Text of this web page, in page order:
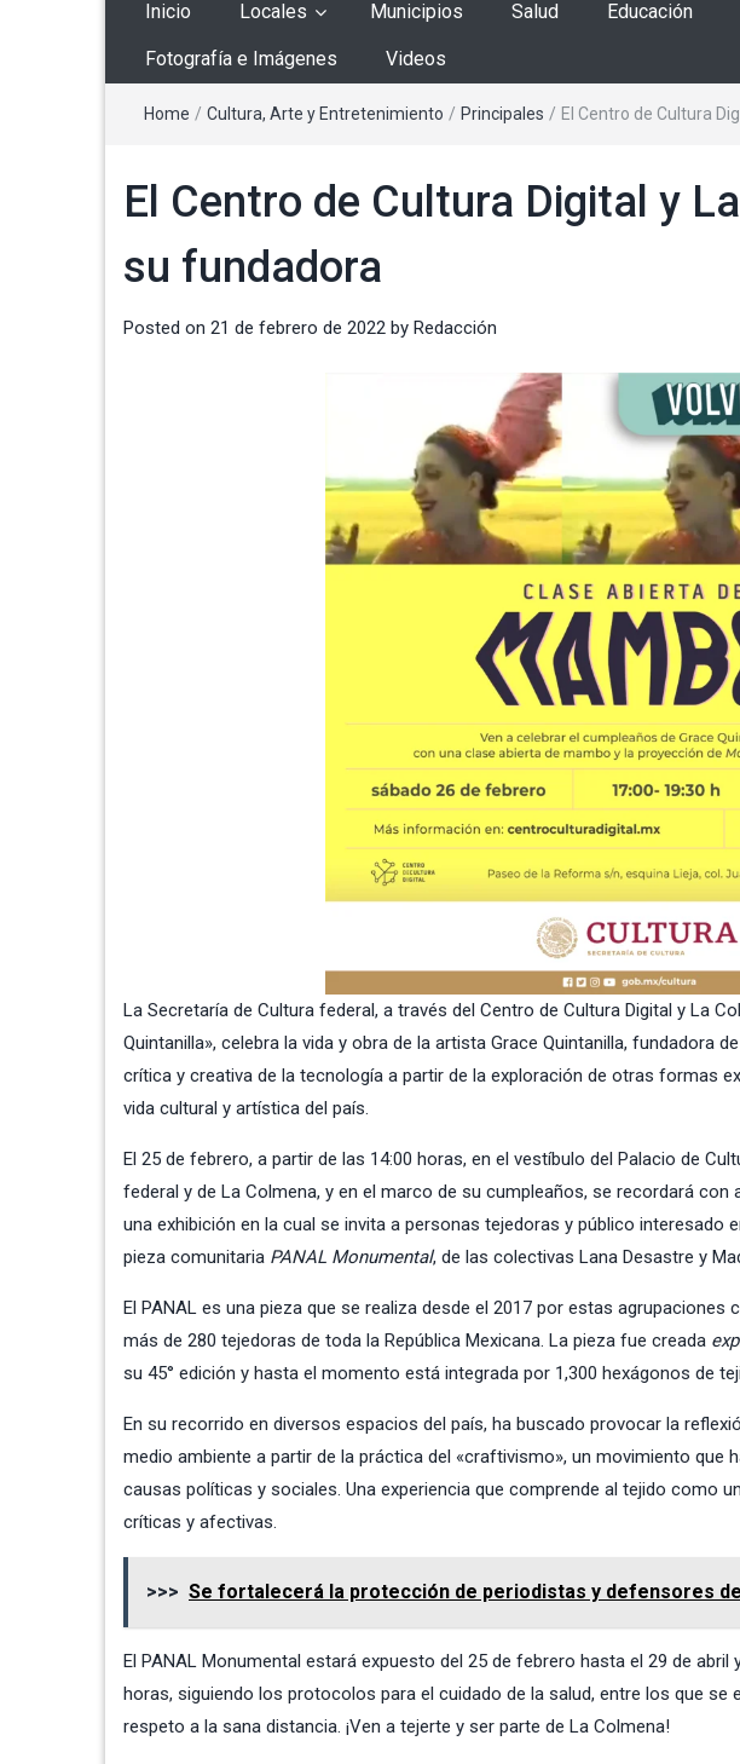
Inicio Locales Municipios Salud Educación
Fotografía e Imágenes Videos
Home / Cultura, Arte y Entretenimiento / Principales / El Centro de Cultura
El Centro de Cultura Digital y
su fundadora
Posted on 21 de febrero de 2022 by Redacción
La Secretaría de Cultura federal, a través del Centro de Cultura Digital y La
Quintanilla», celebra la vida y obra de la artista Grace Quintanilla, fundadora
crítica y creativa de la tecnología a partir de la exploración de otras formas
vida cultural y artística del país.
El 25 de febrero, a partir de las 14:00 horas, en el vestíbulo del Palacio de
federal y de La Colmena, y en el marco de su cumpleaños, se recordará
una exhibición en la cual se invita a personas tejedoras y público interesado
pieza comunitaria PANAL Monumental, de las colectivas Lana Desastre y
El PANAL es una pieza que se realiza desde el 2017 por estas
más de 280 tejedoras de toda la República Mexicana. La pieza fue creada
su 45° edición y hasta el momento está integrada por 1,300 hexágonos de
En su recorrido en diversos espacios del país, ha buscado provocar la
medio ambiente a partir de la práctica del «craftivismo», un movimiento que
causas políticas y sociales. Una experiencia que comprende al tejido como
críticas y afectivas.
>>> Se fortalecerá la protección de periodistas y defensores
El PANAL Monumental estará expuesto del 25 de febrero hasta el 29 de
horas, siguiendo los protocolos para el cuidado de la salud, entre los que
respeto a la sana distancia. ¡Ven a tejerte y ser parte de La Colmena!